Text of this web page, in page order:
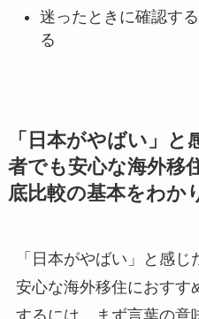
迷ったときに確認す
る
「日本がやばい」
者でも安心な海外移
底比較の基本をわか
「日本がやばい」と感
安心な海外移住におすす
するには、まず言葉の意